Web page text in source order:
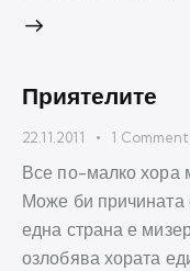
Приятелите
22.11.2011 1 Comment
Все по-малко хора
Може би причината
една страна е
озлобява хората